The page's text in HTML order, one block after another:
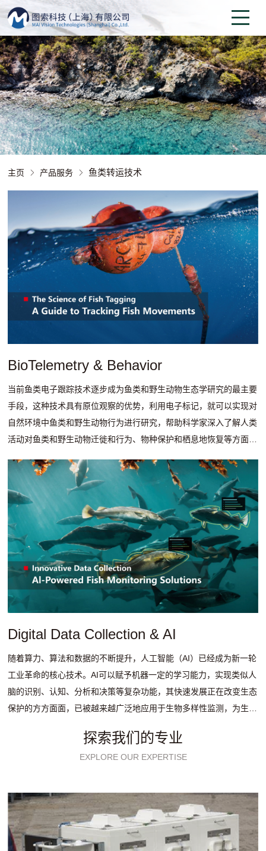
主页 产品服务 鱼类转运技术
BioTelemetry & Behavior
当前鱼类电子跟踪技术逐步成为鱼类和野生动物生态学研究的最主要
手段，这种技术具有原位观察的优势，利用电子标记，就可以实现对
自然环境中鱼类和野生动物行为进行研究，帮助科学家深入了解人类
活动对鱼类和野生动物迁徙和行为、物种保护和栖息地恢复等方面的
Digital Data Collection & AI
随着算力、算法和数据的不断提升，人工智能（AI）已经成为新一轮
工业革命的核心技术。AI可以赋予机器一定的学习能力，实现类似人
脑的识别、认知、分析和决策等复杂功能，其快速发展正在改变生态
保护的方方面面，已被越来越广泛地应用于生物多样性监测，为生物
探索我们的专业
EXPLORE OUR EXPERTISE